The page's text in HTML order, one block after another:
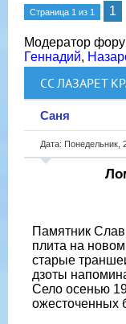
Страница 1 из 1 1
Модератор
Геннадий,
СС ЛАЗАРЕТ
Саня
Дата: Понедельник,
Памятник
плита на
старые
дзоты
Село осенью
ожесточенных